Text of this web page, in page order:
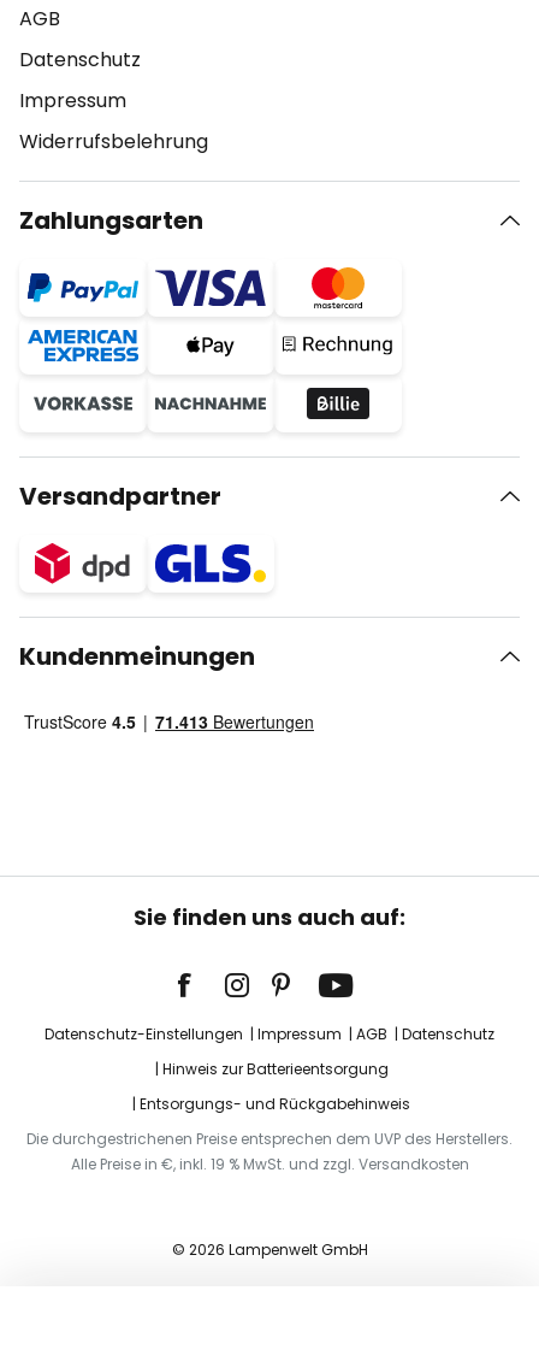
AGB
Datenschutz
Impressum
Widerrufsbelehrung
Zahlungsarten
Versandpartner
Kundenmeinungen
Sie finden uns auch auf:
Datenschutz-Einstellungen Impressum AGB
Datenschutz
Hinweis zur Batterieentsorgung
Entsorgungs- und Rückgabehinweis
Die durchgestrichenen Preise entsprechen dem UVP des Herstellers.
Alle Preise in €, inkl. 19 % MwSt. und zzgl. Versandkosten
© 2026 Lampenwelt GmbH